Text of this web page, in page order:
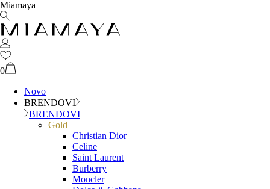
Miamaya
0
Novo
BRENDOVI
BRENDOVI
Gold
Christian Dior
Celine
Saint Laurent
Burberry
Moncler